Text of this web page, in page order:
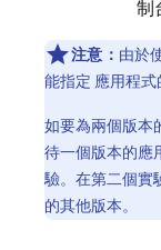
制
注意： 由於
能指定 應用程式
如要為兩個版本
待一個版本的應
驗。在第二個實
的其他版本。